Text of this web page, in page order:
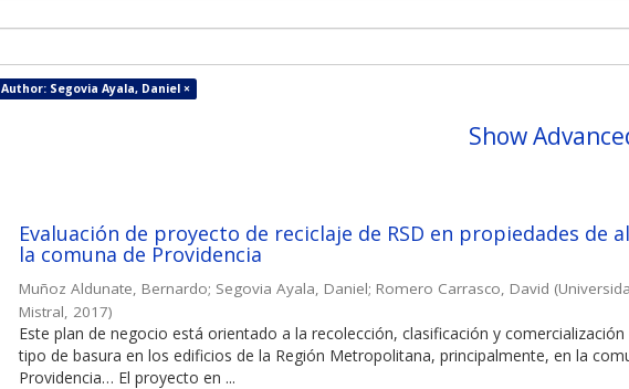
Author: Segovia Ayala, Daniel ×
Show
Evaluación de proyecto de reciclaje de RSD en propiedades de
la comuna de Providencia
Muñoz Aldunate, Bernardo; Segovia Ayala, Daniel; Romero Carrasco, David (
Mistral 2017)
Este plan de negocio está orientado a la recolección, clasificación y
tipo de basura en los edificios de la Región Metropolitana, principalmente, en la
Providencia… El proyecto en ...